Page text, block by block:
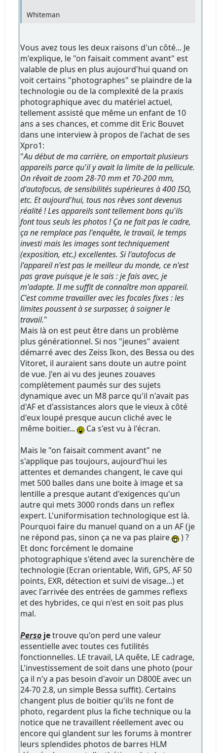
Whiteman
Vous avez tous les deux raisons d'un côté... Je
m'explique, le "on faisait comment avant" est
valable de plus en plus aujourd'hui quand on
voit certains "photographes" se plaindre de la
technologie ou de la complexité de la praxis
photographique avec du matériel actuel,
tellement assisté que même un enfant de 10
ans a ses chances, et comme dit Eric Bouvet
dans une interview à propos de l'achat de ses
Xpro1:
"Au début de ma carrière, on emportait plusieurs
appareils parce qu'il y avait la limite de la pellicule.
On rêvait de zoom 28-70 mm et 70-200 mm,
d'autofocus, de sensibilités supérieures à 400 ISO,
etc. Et aujourd'hui, tous nos rêves sont devenus
réalité ! Les appareils sont tellement bons qu'ils
font tous seuls les photos ! Ça ne fait pas le cadre,
ça ne remplace pas l'enquête, le travail, le temps
investi mais les images sont techniquement
(exposition, etc.) excellentes. Si l'autofocus de
l'appareil n'est pas le meilleur du monde, ce n'est
pas grave puisque je le sais : je fais avec, je
m'adapte. Il me suffit de connaître mon appareil.
C'est comme travailler avec les focales fixes : les
limites poussent à se surpasser, à soigner le
travail."
Mais là on est peut être dans un problème
plus générationnel. Si nos "jeunes" avaient
démarré avec des Zeiss Ikon, des Bessa ou des
Vitoret, il auraient sans doute un autre point
de vue. J'en ai vu des jeunes zouaves
complètement paumés sur des sujets
dynamique avec un M8 parce qu'il n'avait pas
d'AF et d'assistances alors que le vieux à côté
d'eux loupé presque aucun cliché avec le
même boitier...
Ca s'est vu à l'écran.
Mais le "on faisait comment avant" ne
s'applique pas toujours, aujourd'hui les
attentes et demandes changent, le cave qui
met 500 balles dans une boite à image et sa
lentille a presque autant d'exigences qu'un
autre qui mets 3000 ronds dans un reflex
expert. L'uniformisation technologique est là.
Pourquoi faire du manuel quand on a un AF (je
ne répond pas, sinon ça ne va pas plaire
) ?
Et donc forcément le domaine
photographique s'étend avec la surenchère de
technologie (Ecran orientable, Wifi, GPS, AF 50
points, EXR, détection et suivi de visage...) et
avec l'arrivée des entrées de gammes reflexs
et des hybrides, ce qui n'est en soit pas plus
mal.
Perso jetrouve qu'on perd une valeur
essentielle avec toutes ces futilités
fonctionnelles. LE travail, LA quête, LE cadrage,
L'investissement de soit dans une photo (pour
ça il n'y a pas besoin d'avoir un D800E avec un
24-70 2.8, un simple Bessa suffit). Certains
changent plus de boitier qu'ils ne font de
photo, regardent plus la fiche technique ou la
notice que ne travaillent réellement avec ou
encore qui glandent sur les forums à montrer
leurs splendides photos de barres HLM